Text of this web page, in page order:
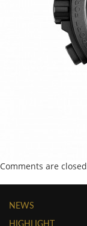
Comments are
NEWS
HIGHLIGHT